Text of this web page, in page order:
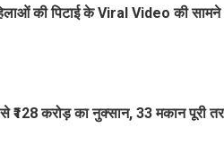
की पिटाई के Viral Video की सामने
₹128 करोड़ का नुक्सान, 33 मकान पूरी